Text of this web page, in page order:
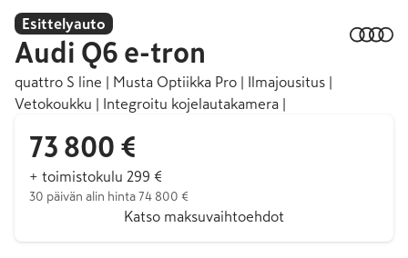
Esittelyauto
Audi Q6 e-tron
quattro S line | Musta Optiikka Pro | Ilmajousitus |
Vetokoukku | Integroitu kojelautakamera |
73 800 €
+ toimistokulu 299 €
30 päivän alin hinta 74 800 €
Katso maksuvaihtoehdot